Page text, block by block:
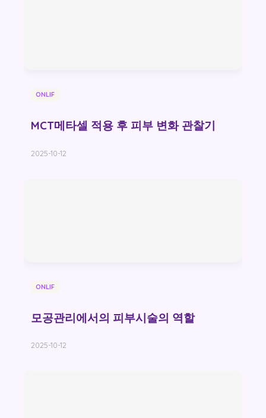
ONLIF
MCT메타셀 적용 후 피부 변화 관찰기
2025-10-12
ONLIF
모공관리에서의 피부시술의 역할
2025-10-12